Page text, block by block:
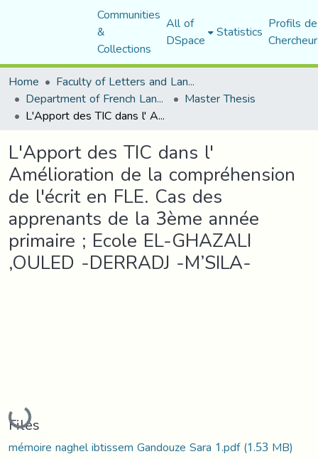
Communities
&
Collections
All of
DSpace Statistics Profils
Home
Faculty of Letters and Languages
Department of French Language and Literature Master Thesis
L'Apport des TIC dans l' Amélioration de la compréhension de l'écrit en FLE. Cas des apprenants de la 3ème année primaire ; Ecole EL-GHAZALI ,OULED -DERRADJ -M’SILA-
L'Apport des TIC dans l'
Amélioration de la compréhension
de l'écrit en FLE. Cas des
apprenants de la 3ème année
primaire ; Ecole EL-GHAZALI
,OULED -DERRADJ -M’SILA-
Loading...
Files
mémoire naghel ibtissem Gandouze Sara 1.pdf(1.53 MB)